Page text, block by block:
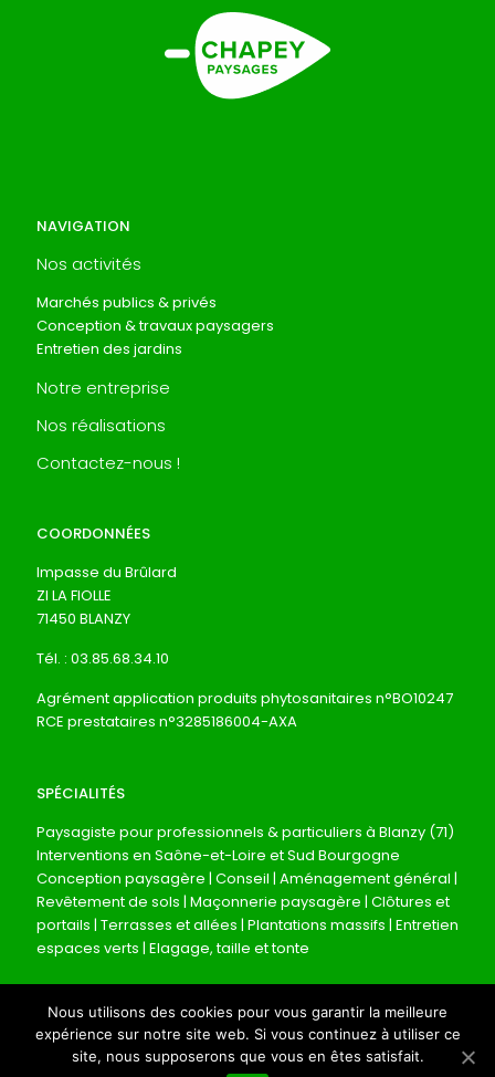
NAVIGATION
Nos activités
Marchés publics & privés
Conception & travaux paysagers
Entretien des jardins
Notre entreprise
Nos réalisations
Contactez-nous !
COORDONNÉES
Impasse du Brûlard
ZI LA FIOLLE
71450 BLANZY
Tél. : 03.85.68.34.10
Agrément application produits phytosanitaires n°BO10247
RCE prestataires n°3285186004-AXA
SPÉCIALITÉS
Paysagiste pour professionnels & particuliers à Blanzy (71)
Interventions en Saône-et-Loire et Sud Bourgogne
Conception paysagère | Conseil | Aménagement général |
Revêtement de sols | Maçonnerie paysagère | Clôtures et
portails | Terrasses et allées | Plantations massifs | Entretien
espaces verts | Elagage, taille et tonte
Mentions légales
Nous utilisons des cookies pour vous garantir la meilleure
expérience sur notre site web. Si vous continuez à utiliser ce
site, nous supposerons que vous en êtes satisfait.